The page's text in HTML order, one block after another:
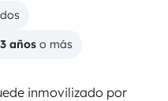
3 años o más
inmovilizado por